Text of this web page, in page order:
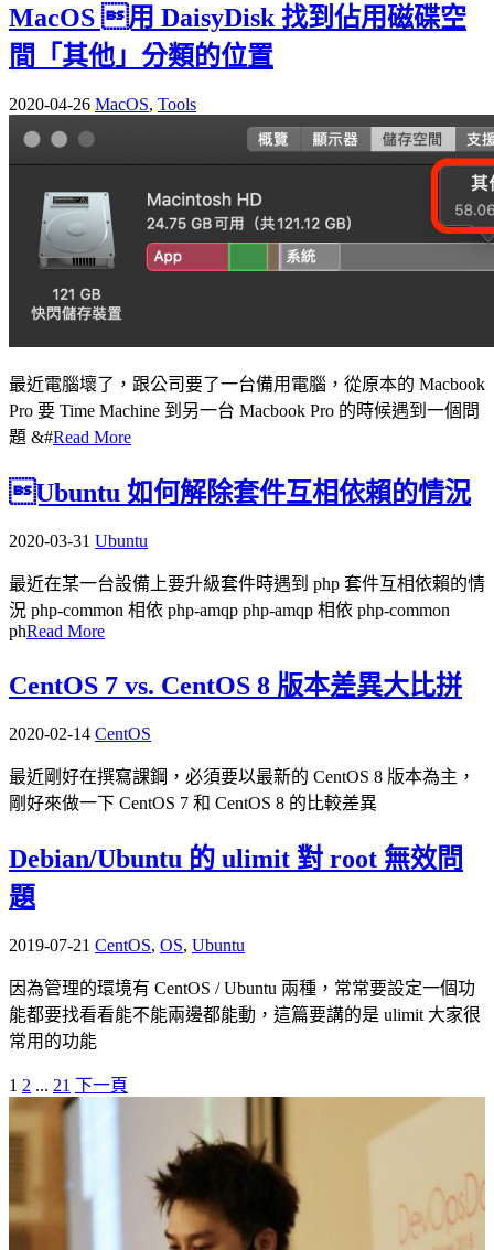
MacOS 用 DaisyDisk 找到佔用磁碟空
間「其他」分類的位置
2020-04-26 MacOS, Tools
最近電腦壞了，跟公司要了一台備用電腦，從原本的 Macbook
Pro 要 Time Machine 到另一台 Macbook Pro 的時候遇到一個問
題 &#Read More
Ubuntu 如何解除套件互相依賴的情況
2020-03-31 Ubuntu
最近在某一台設備上要升級套件時遇到 php 套件互相依賴的情
況 php-common 相依 php-amqp php-amqp 相依 php-common
phRead More
CentOS 7 vs. CentOS 8 版本差異大比拼
2020-02-14 CentOS
最近剛好在撰寫課鋼，必須要以最新的 CentOS 8 版本為主，
剛好來做一下 CentOS 7 和 CentOS 8 的比較差異
Debian/Ubuntu 的 ulimit 對 root 無效問
題
2019-07-21 CentOS, OS, Ubuntu
因為管理的環境有 CentOS / Ubuntu 兩種，常常要設定一個功
能都要找看看能不能兩邊都能動，這篇要講的是 ulimit 大家很
常用的功能
文
章
覽
1 2 ... 21 下一頁